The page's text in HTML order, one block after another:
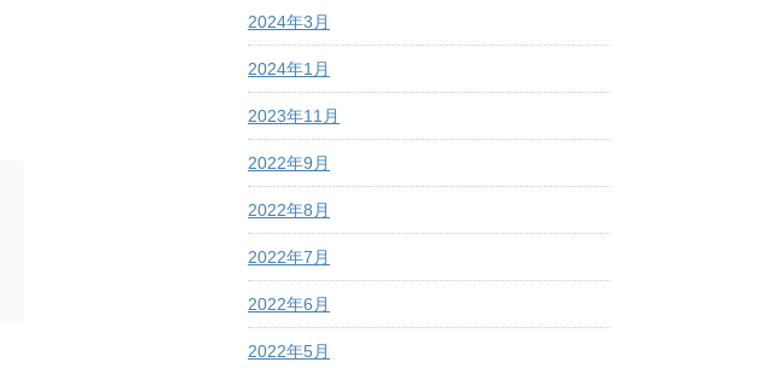
2024年3月
2024年1月
2023年11月
2022年9月
2022年8月
2022年7月
2022年6月
2022年5月